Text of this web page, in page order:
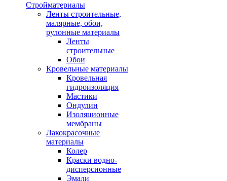
Стройматериалы
Ленты строительные,
малярные, обои,
рулонные материалы
Ленты
строительные
Обои
Кровельные материалы
Кровельная
гидроизоляция
Мастики
Ондулин
Изоляционные
мембраны
Лакокрасочные
материалы
Колер
Краски водно-
дисперсионные
Эмали